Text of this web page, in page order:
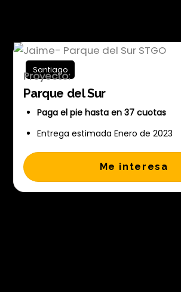
Santiago
Proyecto:
Parque del Sur
Paga el pie hasta en 37 cuotas
Entrega estimada Enero de 2023
Me interesa